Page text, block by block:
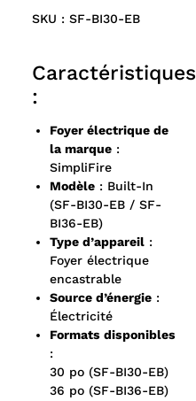
SKU : SF-BI30-EB
Caractéristiques
:
Foyer électrique de
la marque :
SimpliFire
Modèle : Built-In
(SF-BI30-EB / SF-
BI36-EB)
Type d’appareil :
Foyer électrique
encastrable
Source d’énergie :
Électricité
Formats disponibles
:
30 po (SF-BI30-EB)
36 po (SF-BI36-EB)